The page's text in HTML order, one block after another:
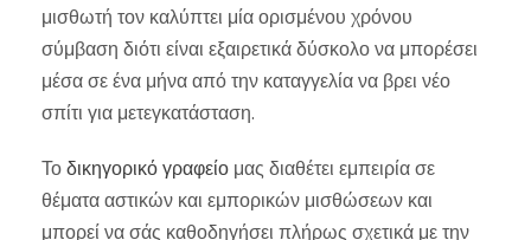
μισθωτή τον καλύπτει μία ορισμένου χρόνου
σύμβαση διότι είναι εξαιρετικά δύσκολο να μπορέσει
μέσα σε ένα μήνα από την καταγγελία να βρει νέο
σπίτι για μετεγκατάσταση.
Τοδικηγορικό γραφείο μας διαθέτει εμπειρία σε
θέματα αστικών και εμπορικών μισθώσεων και
μπορεί να σάς καθοδηγήσει πλήρως σχετικά με την